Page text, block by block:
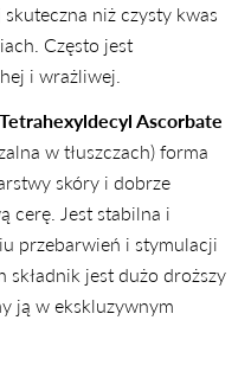
niż czysty kwas
Często jest
i wrażliwej.
Ascorbate
w tłuszczach) forma
skóry i dobrze
cerę. Jest stabilna i
przebarwień i stymulacji
składnik jest dużo droższy
ją w ekskluzywnym